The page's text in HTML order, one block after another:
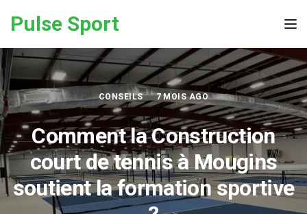
Pulse Sport
CONSEILS 7 MOIS AGO
Comment la Construction
court de tennis à Mougins
soutient la formation sportive